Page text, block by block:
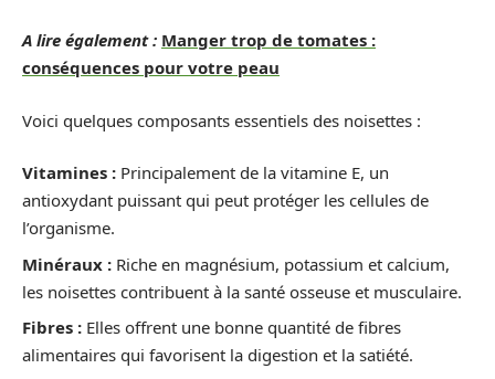
A lire également : Manger trop de tomates :
conséquences pour votre peau
Voici quelques composants essentiels des noisettes :
Vitamines : Principalement de la vitamine E, un
antioxydant puissant qui peut protéger les cellules de
l’organisme.
Minéraux : Riche en magnésium, potassium et calcium,
les noisettes contribuent à la santé osseuse et musculaire.
Fibres : Elles offrent une bonne quantité de fibres
alimentaires qui favorisent la digestion et la satiété.